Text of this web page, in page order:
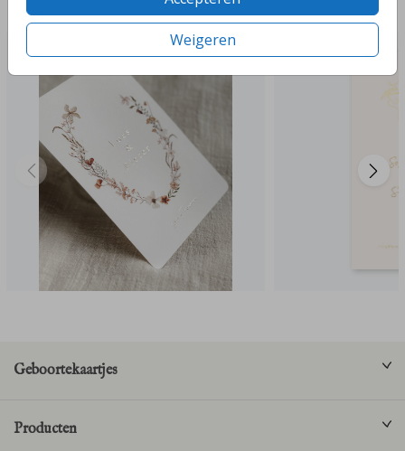
Weigeren
Deze ontwerpen vind je misschien ook leuk
Geboortekaartjes
Producten